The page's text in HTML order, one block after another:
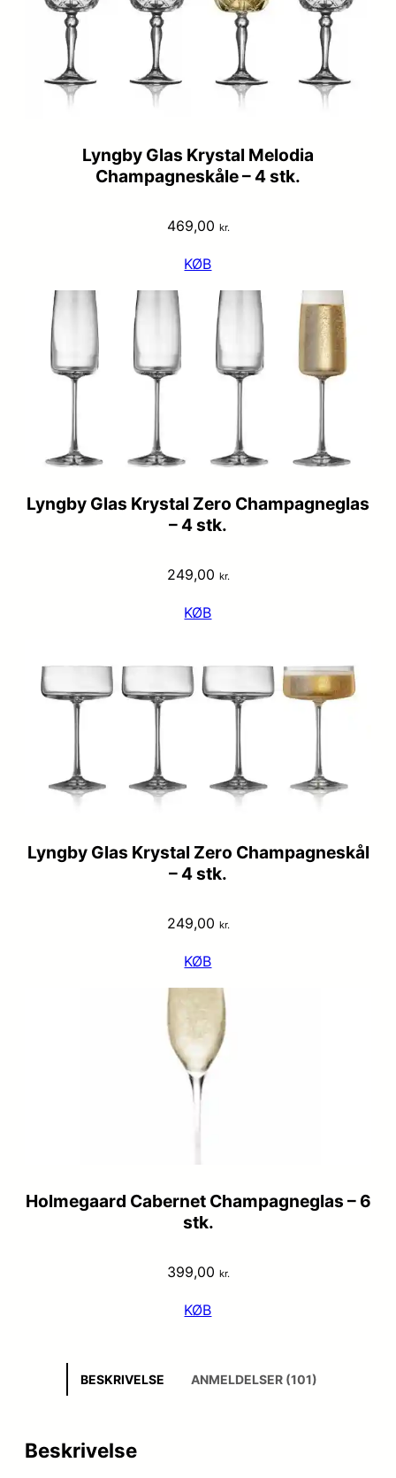
Lyngby Glas Krystal Melodia
Champagneskåle – 4 stk.
469,00 kr.
KØB
Lyngby Glas Krystal Zero Champagneglas
– 4 stk.
249,00 kr.
KØB
Lyngby Glas Krystal Zero Champagneskål
– 4 stk.
249,00 kr.
KØB
Holmegaard Cabernet Champagneglas – 6
stk.
399,00 kr.
KØB
BESKRIVELSE ANMELDELSER (101)
Beskrivelse